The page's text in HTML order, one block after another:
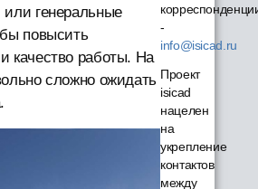
или генеральные
повысить
качество работы. На
сложно ожидать
-
info@isicad.ru
Проект
isicad
нацелен
на
укрепление
контактов
между